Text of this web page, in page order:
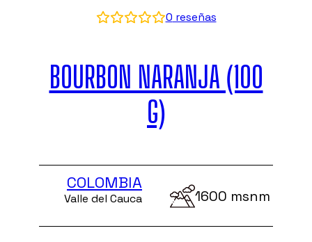
0 reseñas
BOURBON NARANJA (100
G)
COLOMBIA
Valle del Cauca 1600 msnm